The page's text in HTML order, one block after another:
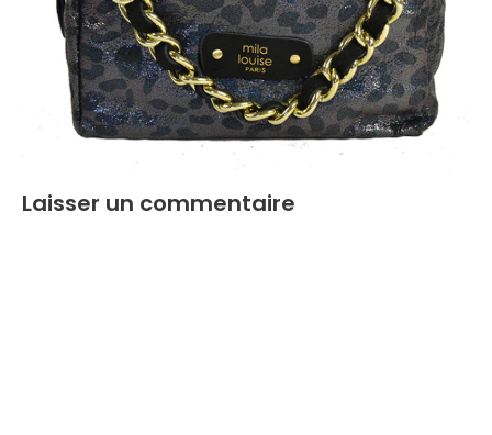
Laisser un commentaire